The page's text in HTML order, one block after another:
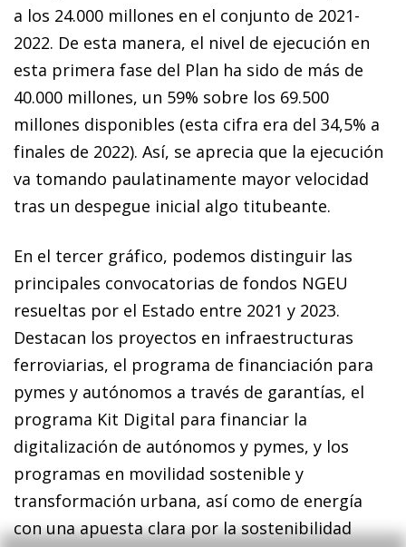
a los 24.000 millones en el conjunto de 2021-
2022. De esta manera, el nivel de ejecución en
esta primera fase del Plan ha sido de más de
40.000 millones, un 59% sobre los 69.500
millones disponibles (esta cifra era del 34,5% a
finales de 2022). Así, se aprecia que la ejecución
va tomando paulatinamente mayor velocidad
tras un despegue inicial algo titubeante.
En el tercer gráfico, podemos distinguir las
principales convocatorias de fondos NGEU
resueltas por el Estado entre 2021 y 2023.
Destacan los proyectos en infraestructuras
ferroviarias, el programa de financiación para
pymes y autónomos a través de garantías, el
programa Kit Digital para financiar la
digitalización de autónomos y pymes, y los
programas en movilidad sostenible y
transformación urbana, así como de energía
con una apuesta clara por la sostenibilidad